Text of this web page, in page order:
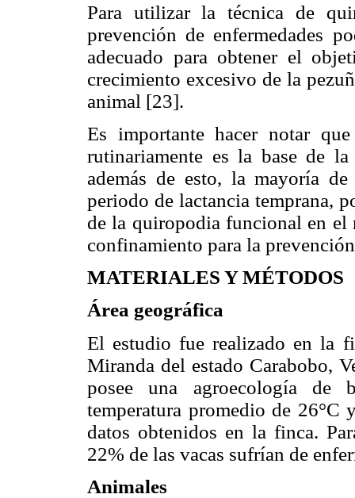
Para utilizar la técnica de
prevención de enfermedades
adecuado para obtener el
crecimiento excesivo de la
animal [23].
Es importante hacer notar
rutinariamente es la base de
además de esto, la mayoría
periodo de lactancia temprana,
de la quiropodia funcional en el
confinamiento para la
MATERIALES Y MÉTODOS
Área geográfica
El estudio fue realizado en la
Miranda del estado Carabobo,
posee una agroecología de
temperatura promedio de 26°C
datos obtenidos en la finca.
22% de las vacas sufrían de
Animales